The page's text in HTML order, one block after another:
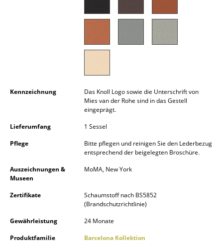
Stehleuchten & Leseleuchten
Outdoor-Leuchten
Betten
Doppelbetten
Einzelbetten
Kennzeichnung
Das Knoll Logo sowie die Unterschrift von
Mies van der Rohe sind in das Gestell
eingeprägt.
Lieferumfang
1 Sessel
Pflege
Bitte pflegen und reinigen Sie den Lederbezug
entsprechend der beigelegten Broschüre.
Auszeichnungen &
Museen
MoMA, New York
Zertifikate
Schaumstoff nach BS5852
(Brandschutzrichtlinie)
Gewährleistung
24 Monate
Produktfamilie
Barcelona Kollektion